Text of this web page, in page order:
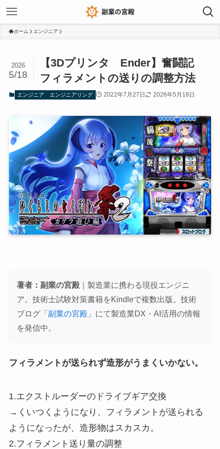
ホーム エンジニア
【3Dプリンタ Ender】奮闘記
フィラメントの送りの調整方法
2026
5/18
エンジニア エンジニアリング 2022年7月27日 2026年5月18日
著者：副業の宮殿｜製造業に携わる現役エンジニ
ア。技術士試験対策書籍をKindleで複数出版。技術
ブログ「副業の宮殿 」にて製造業DX・AI活用の情報
を発信中。
フィラメントが送られず造形がうまくいかない。
1.エクストルーダーのドライブギア交換
→くいつくようになり、フィラメントが送られる
ようになったが、造形物はスカスカ。
2.フィラメント送り量の調整